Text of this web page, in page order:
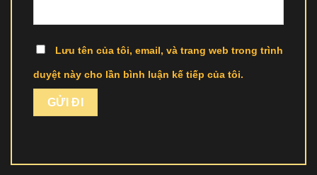
Lưu tên của tôi, email, và trang web trong trình
duyệt này cho lần bình luận kế tiếp của tôi.